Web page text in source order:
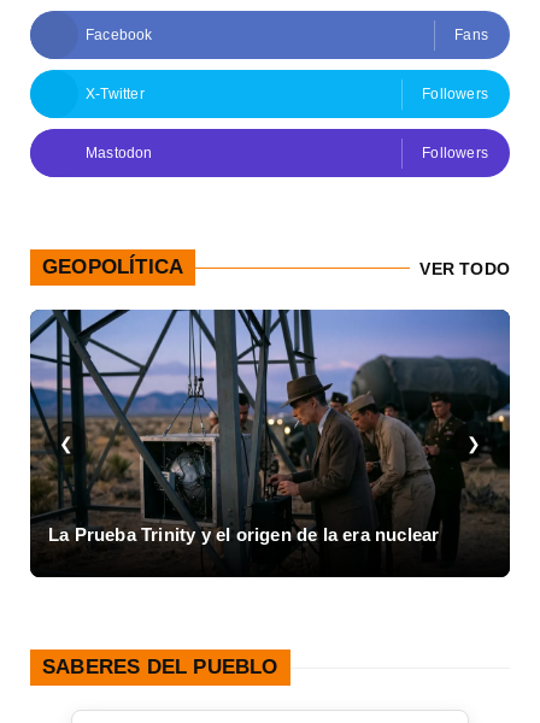
Facebook Fans
X-Twitter Followers
Mastodon Followers
GEOPOLÍTICA VER TODO
❮
Inicio de la Guerra Civil Española y el colapso de
1936
❯
SABERES DEL PUEBLO